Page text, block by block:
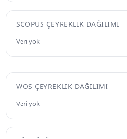
SCOPUS ÇEYREKLIK DAĞILIMI
Veri yok
WOS ÇEYREKLIK DAĞILIMI
Veri yok